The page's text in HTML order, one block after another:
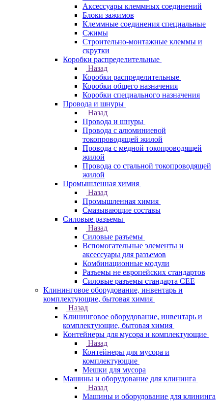
Аксессуары клеммных соединений
Блоки зажимов
Клеммные соединения специальные
Сжимы
Строительно-монтажные клеммы и
скрутки
Коробки распределительные
Назад
Коробки распределительные
Коробки общего назначения
Коробки специального назначения
Провода и шнуры
Назад
Провода и шнуры
Провода с алюминиевой
токопроводящей жилой
Провода с медной токопроводящей
жилой
Провода со стальной токопроводящей
жилой
Промышленная химия
Назад
Промышленная химия
Смазывающие составы
Силовые разъемы
Назад
Силовые разъемы
Вспомогательные элементы и
аксессуары для разъемов
Комбинационные модули
Разъемы не европейских стандартов
Силовые разъемы стандарта CEE
Клининговое оборудование, инвентарь и
комплектующие, бытовая химия
Назад
Клининговое оборудование, инвентарь и
комплектующие, бытовая химия
Контейнеры для мусора и комплектующие
Назад
Контейнеры для мусора и
комплектующие
Мешки для мусора
Машины и оборудование для клининга
Назад
Машины и оборудование для клининга